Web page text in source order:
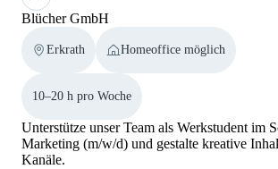
Blücher GmbH
Erkrath Homeoffice möglich
10–20 h pro Woche
Unterstütze unser Team als Werkstudent im
Marketing (m/w/d) und gestalte kreative
Kanäle.